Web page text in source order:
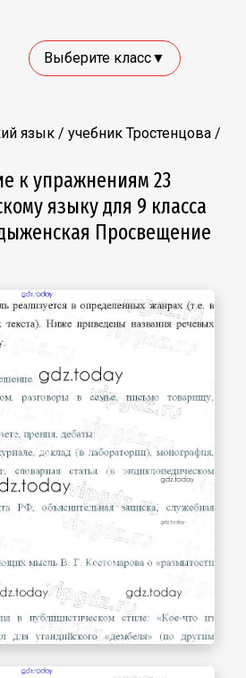
Выберите класс▼
язык / учебник Тростенцова /
к упражнениям 23
языку для 9 класса
Просвещение